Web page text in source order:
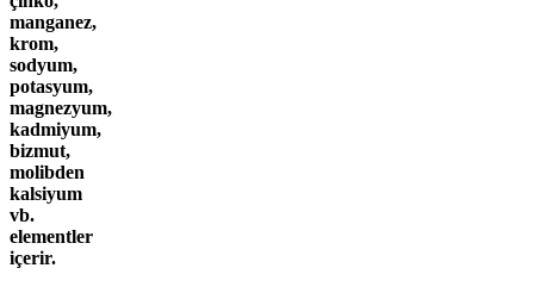
manganez,
krom,
sodyum,
potasyum,
magnezyum,
kadmiyum,
bizmut,
molibden
kalsiyum
vb.
elementler
içerir.